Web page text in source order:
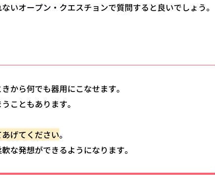
いオープン・クエスチョンで質問すると良いでしょう。
から何でも器用にこなせます。
こともあります。
げてください。
な発想ができるようになります。